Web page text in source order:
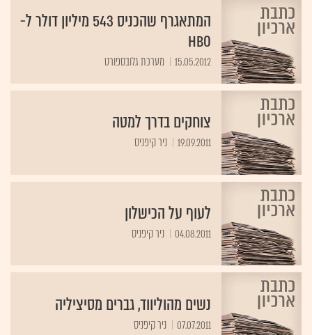
המתאגרף שהכניס 543 מיליון דולר ל-
HBO
15.05.2012 מערכת גלובספורט
צוחקים בדרך למטה
19.09.2011 ניר קיפניס
לעוף על הכישלון
04.08.2011 ניר קיפניס
נשים מהוליווד, גברים מסיציליה
07.07.2011 ניר קיפניס